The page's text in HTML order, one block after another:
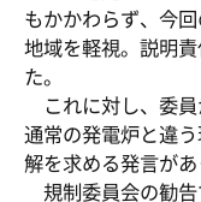
もかかわらず、今
地域を軽視。説明
た。
これに対し、委員
通常の発電炉と違
解を求める発言があ
規制委員会の勧告